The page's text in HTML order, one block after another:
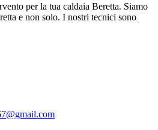
per la tua caldaia Beretta. Siamo
e non solo. I nostri tecnici sono